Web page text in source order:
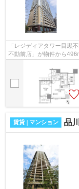
「レジディアタワー目黒
不動前店」が物件から
プになります。30階建て
賃貸 | マンション 品